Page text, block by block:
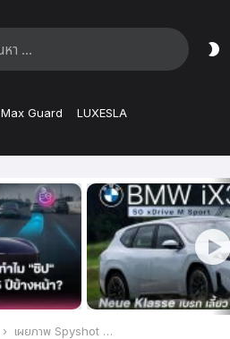
Max Guard LUXESLA
เผยภาพ Spyshot ของ BYD Tang L ที่ออกแบบหน้าใหม่ วิ่งทดสอบในจีน ก่อนเปิดตัว